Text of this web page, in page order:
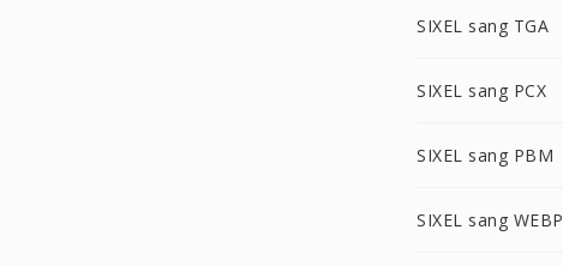
SIXEL sang TGA
SIXEL sang PCX
SIXEL sang PBM
SIXEL sang WEBP